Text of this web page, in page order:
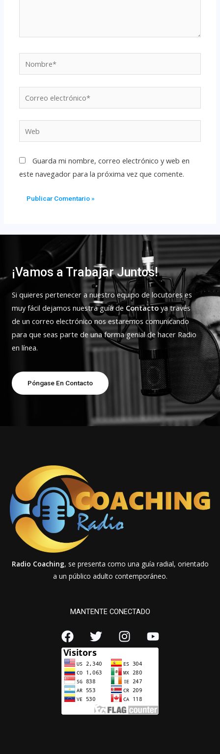
Guarda mi nombre, correo electrónico y web en
este navegador para la próxima vez que comente.
¡Vamos a Trabajar Juntos!
Si quieres pertenecer a nuestro equipo de locutores es
muy fácil dejamos nuestra guía de Contacto ya través
de un correo electrónico nos estaremos comunicando
para que seas parte de una forma genial de hacer Radio
en línea.
Póngase En Contacto
Radio Coaching, se presenta como una guía radial, orientado
a un público adulto contemporáneo.
MANTENTE CONECTADO